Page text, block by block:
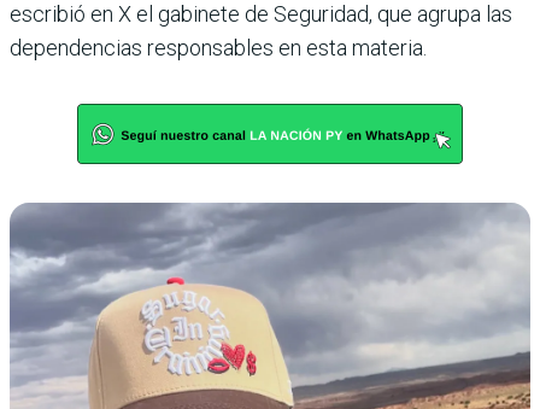
escribió en X el gabinete de Seguridad, que agrupa las
dependencias responsables en esta materia.